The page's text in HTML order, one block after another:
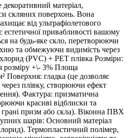
матеріал,
скляних поверхонь. Вона
від ультрафіолетового
привабливості вашому
на будь-яке скло, перетворюючи
та обмежуючи видимість через
(PVC) + РЕТ плівка Розміри:
розміру +\- 3% Площа
Поверхня: гладка (це дозволяє
плівку, створюючи ефект
Фактура: призматична
красиві відблиски та
призм або скла). Віконна ПВХ
шарів: Основний матеріал
Термопластичний полімер,